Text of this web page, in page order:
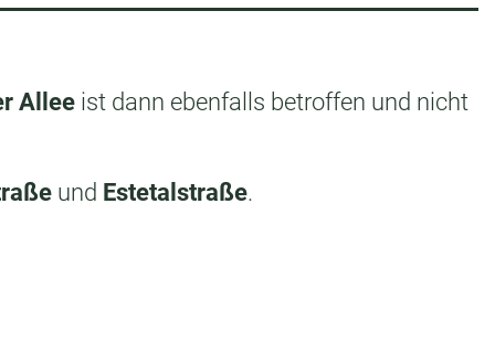
Allee ist dann ebenfalls betroffen und nicht
und Estetalstraße.